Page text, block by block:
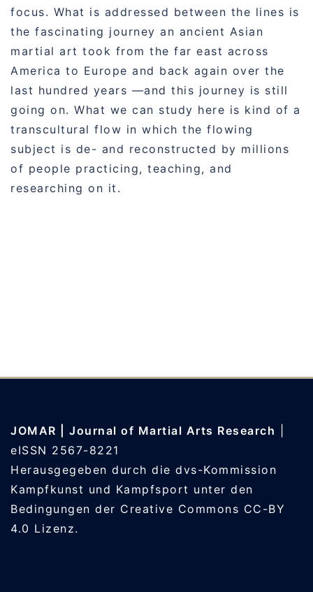
focus. What is addressed between the lines is
the fascinating journey an ancient Asian
martial art took from the far east across
America to Europe and back again over the
last hundred years —and this journey is still
going on. What we can study here is kind of a
transcultural flow in which the flowing
subject is de- and reconstructed by millions
of people practicing, teaching, and
researching on it.
JOMAR | Journal of Martial Arts Research
eISSN 2567-8221
Herausgegeben durch die dvs-Kommission
Kampfkunst und Kampfsport unter den
Bedingungen der Creative Commons CC-BY
4.0 Lizenz.